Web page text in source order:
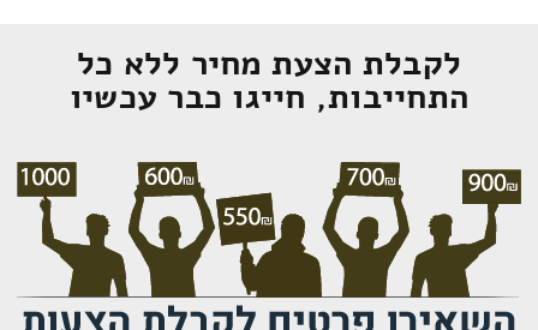
לקבלת הצעת מחיר ללא כל
התחייבות, חייגו כבר עכשיו